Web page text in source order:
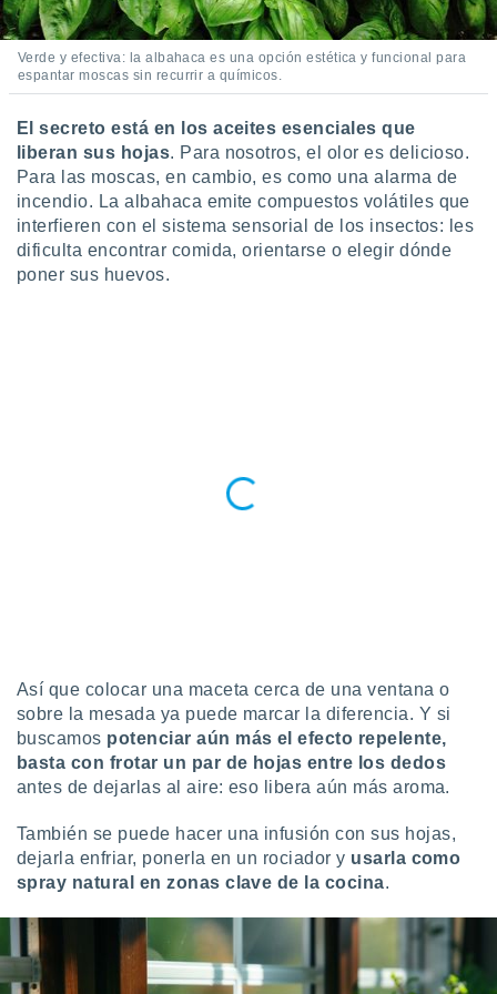
abono
únicos
similares
como
en
de
o acceder
Verde y efectiva: la albahaca es una opción estética y funcional para
espantar moscas sin recurrir a químicos.
El secreto está en los aceites esenciales que
liberan sus hojas. Para nosotros, el olor es delicioso.
Para las moscas, en cambio, es como una alarma de
incendio. La albahaca emite compuestos volátiles que
interfieren con el sistema sensorial de los insectos: les
dificulta encontrar comida, orientarse o elegir dónde
poner sus huevos.
Así que colocar una maceta cerca de una ventana o
sobre la mesada ya puede marcar la diferencia. Y si
buscamos potenciar aún más el efecto repelente,
basta con frotar un par de hojas entre los dedos
antes de dejarlas al aire: eso libera aún más aroma.
También se puede hacer una infusión con sus hojas,
dejarla enfriar, ponerla en un rociador y usarla como
spray natural en zonas clave de la cocina.